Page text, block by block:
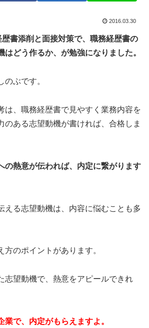
2016.03.30
書添削と面接対策で、職務経歴書の
はどう作るか、が勉強になりました。
のぶです。
は、職務経歴書で見やすく業務内容を
のある志望動機が書ければ、合格しま
の熱意が伝われば、内定に繋がります
える志望動機は、内容に悩むことも多
方のポイントがあります。
志望動機で、熱意をアピールできれ
業で、内定がもらえますよ。